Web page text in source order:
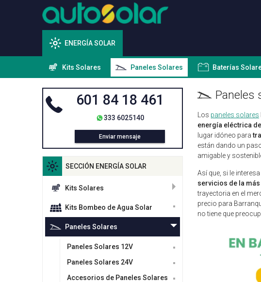
ENERGÍA SOLAR
Kits Solares Paneles Solares Baterías
601 84 18 461
333 6025140
Enviar mensaje
SECCIÓN ENERGÍA SOLAR
Kits Solares
Kits Bombeo de Agua Solar
Paneles Solares
Paneles Solares 12V
Paneles Solares 24V
Accesorios de Paneles Solares
Paneles
Los paneles solares
energía eléctrica
lugar idóneo para
están dando un
amigable y
Así que, si le
servicios de la
trayectoria en el
precio para
no tiene que